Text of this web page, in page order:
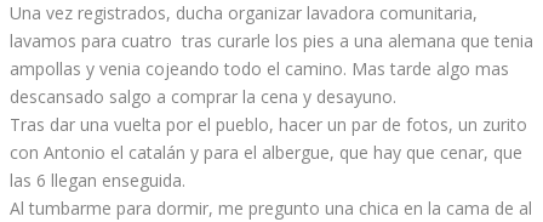
Una vez registrados, ducha organizar lavadora comunitaria,
lavamos para cuatro tras curarle los pies a una alemana que tenia
ampollas y venia cojeando todo el camino. Mas tarde algo mas
descansado salgo a comprar la cena y desayuno.
Tras dar una vuelta por el pueblo, hacer un par de fotos, un zurito
con Antonio el catalán y para el albergue, que hay que cenar, que
las 6 llegan enseguida.
Al tumbarme para dormir, me pregunto una chica en la cama de al